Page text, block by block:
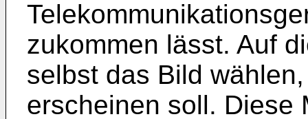
zukommen lässt. Auf
selbst das Bild
erscheinen soll. Diese